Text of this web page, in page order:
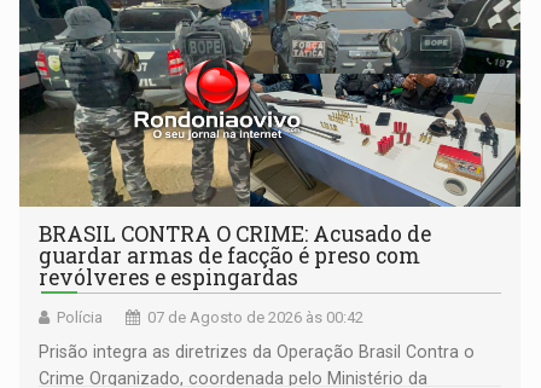
BRASIL CONTRA O CRIME: Acusado de
guardar armas de facção é preso com
revólveres e espingardas
Polícia 07 de Agosto de 2026 às 00:42
Prisão integra as diretrizes da Operação Brasil Contra o
Crime Organizado, coordenada pelo Ministério da